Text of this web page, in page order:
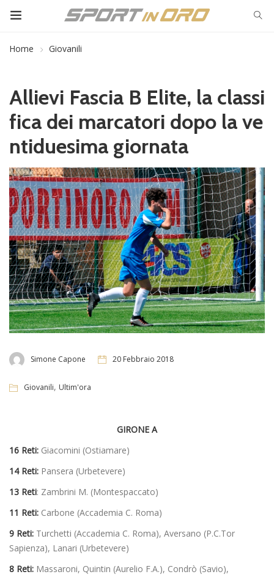
Home Giovanili
Allievi Fascia B Elite, la classi
fica dei marcatori dopo la ve
ntiduesima giornata
Simone Capone 20 Febbraio 2018
Giovanili, Ultim'ora
GIRONE A
16 Reti: Giacomini (Ostiamare)
14 Reti: Pansera (Urbetevere)
13 Reti: Zambrini M. (Montespaccato)
11 Reti: Carbone (Accademia C. Roma)
9 Reti: Turchetti (Accademia C. Roma), Aversano (P.C.Tor
Sapienza), Lanari (Urbetevere)
8 Reti: Massaroni, Quintin (Aurelio F.A.), Condrò (Savio),